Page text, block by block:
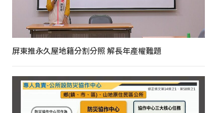
屏東推永久屋地籍分割分照 解長年產權難題